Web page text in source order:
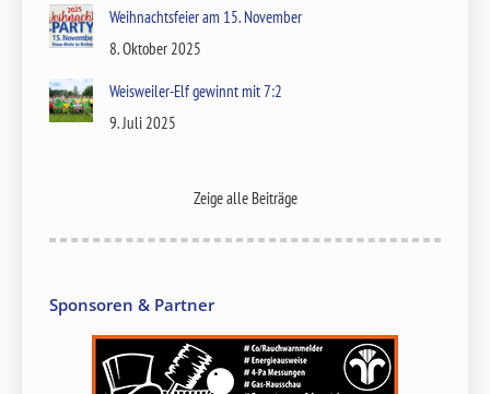
Weihnachtsfeier am 15. November
8. Oktober 2025
Weisweiler-Elf gewinnt mit 7:2
9. Juli 2025
Zeige alle Beiträge
Sponsoren & Partner